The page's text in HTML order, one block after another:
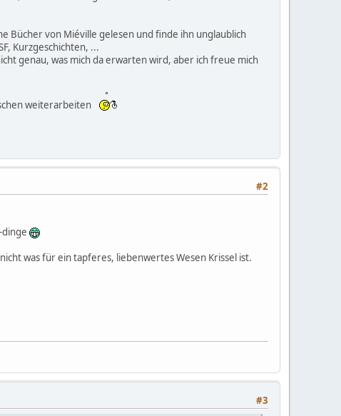
Bücher von Miéville gelesen und finde ihn unglaublich
Kurzgeschichten, ...
genau, was mich da erwarten wird, aber ich freue mich
weiterarbeiten
#2
dinge
was für ein tapferes, liebenwertes Wesen Krissel ist.
#3